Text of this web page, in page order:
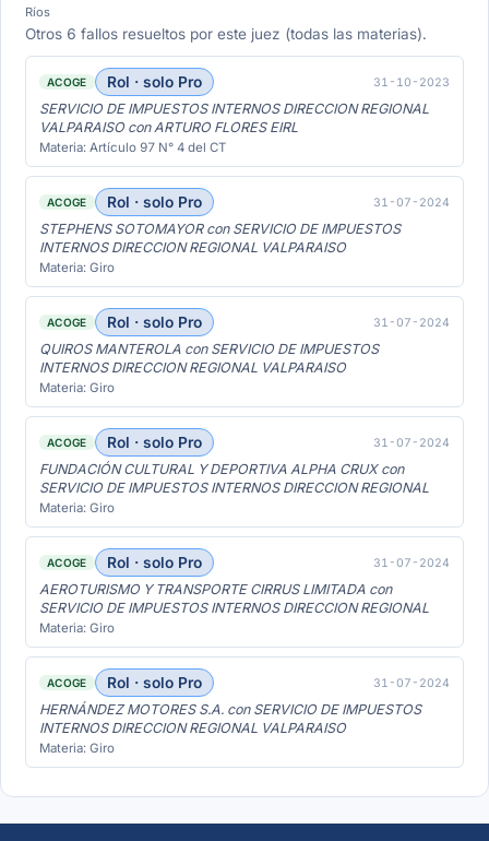
Ríos
Otros 6 fallos resueltos por este juez (todas las materias).
ACOGE Rol · solo Pro 31-10-2023
SERVICIO DE IMPUESTOS INTERNOS DIRECCION REGIONAL
VALPARAISO con ARTURO FLORES EIRL
Materia: Artículo 97 N° 4 del CT
ACOGE Rol · solo Pro 31-07-2024
STEPHENS SOTOMAYOR con SERVICIO DE IMPUESTOS
INTERNOS DIRECCION REGIONAL VALPARAISO
Materia: Giro
ACOGE Rol · solo Pro 31-07-2024
QUIROS MANTEROLA con SERVICIO DE IMPUESTOS
INTERNOS DIRECCION REGIONAL VALPARAISO
Materia: Giro
ACOGE Rol · solo Pro 31-07-2024
FUNDACIÓN CULTURAL Y DEPORTIVA ALPHA CRUX con
SERVICIO DE IMPUESTOS INTERNOS DIRECCION REGIONAL
Materia: Giro
ACOGE Rol · solo Pro 31-07-2024
AEROTURISMO Y TRANSPORTE CIRRUS LIMITADA con
SERVICIO DE IMPUESTOS INTERNOS DIRECCION REGIONAL
Materia: Giro
ACOGE Rol · solo Pro 31-07-2024
HERNÁNDEZ MOTORES S.A. con SERVICIO DE IMPUESTOS
INTERNOS DIRECCION REGIONAL VALPARAISO
Materia: Giro